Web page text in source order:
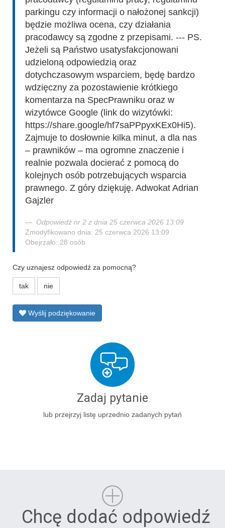
parkingu czy informacji o nałożonej sankcji)
będzie możliwa ocena, czy działania
pracodawcy są zgodne z przepisami. --- PS.
Jeżeli są Państwo usatysfakcjonowani
udzieloną odpowiedzią oraz
dotychczasowym wsparciem, będę bardzo
wdzięczny za pozostawienie krótkiego
komentarza na SpecPrawniku oraz w
wizytówce Google (link do wizytówki:
https://share.google/hf7saPPpyxKEx0Hi5).
Zajmuje to dosłownie kilka minut, a dla nas
– prawników – ma ogromne znaczenie i
realnie pozwala docierać z pomocą do
kolejnych osób potrzebujących wsparcia
prawnego. Z góry dziękuję. Adwokat Adrian
Gajzler
Odpowiedź nr 2 z dnia 25 czerwca 2026 13:09
Zmodyfikowano dnia: 25 czerwca 2026 13:09
Obejrzało: 28 osób
Czy uznajesz odpowiedź za pomocną?
tak nie
Wyślij podziękowanie
Zadaj pytanie
lub przejrzyj listę uprzednio zadanych pytań
Chcę dodać odpowiedź